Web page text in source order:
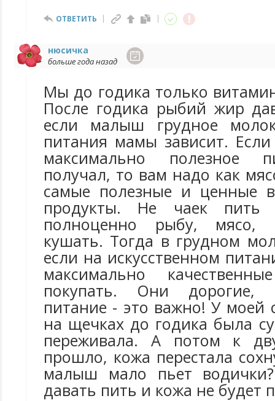
ОТВЕТИТЬ
нюсичка
больше года назад
Мы до годика только
После годика рыбий жир
если малыш грудное
питания мамы зависит.
максимально полезное
получал, то вам надо как
самые полезные и ценные
продукты. Не чаек
полноценно рыбу, мясо,
кушать. Тогда в грудном
если на искусственном
максимально
покупать. Они дорогие,
питание - это важно! У моей
на щечках до годика была
переживала. А потом к
прошло, кожа перестала
малыш мало пьет
давать пить и кожа не будет